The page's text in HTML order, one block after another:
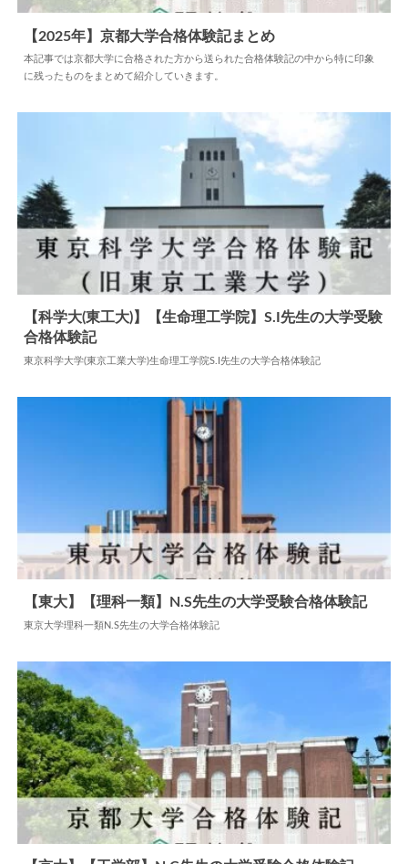
大学合格体験記
【2025年】京都大学合格体験記まとめ
本記事では京都大学に合格された方から送られた合格体験記の中から特に印象
に残ったものをまとめて紹介していきます。
大学合格体験記
【科学大(東工大)】【生命理工学院】S.I先生の大学受験
合格体験記
東京科学大学(東京工業大学)生命理工学院S.I先生の大学合格体験記
【東大】【理科一類】N.S先生の大学受験合格体験記
東京大学理科一類N.S先生の大学合格体験記